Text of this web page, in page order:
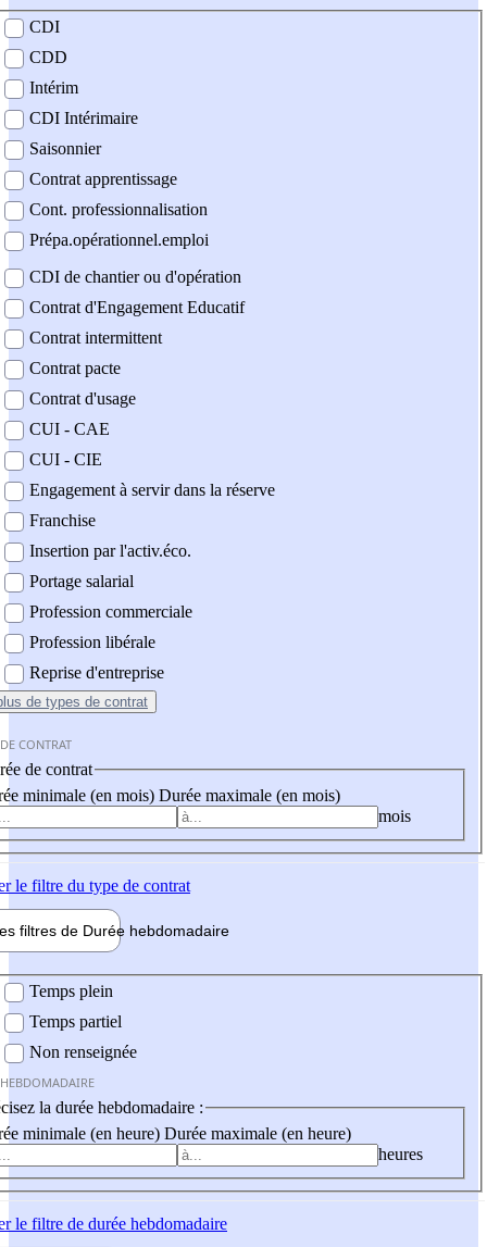
contrat
CDI
CDD
Intérim
CDI Intérimaire
Saisonnier
Contrat apprentissage
Cont. professionnalisation
Prépa.opérationnel.emploi
CDI de chantier ou d'opération
Contrat d'Engagement Educatif
Contrat intermittent
Contrat pacte
Contrat d'usage
CUI - CAE
CUI - CIE
Engagement à servir dans la réserve
Franchise
Insertion par l'activ.éco.
Portage salarial
Profession commerciale
Profession libérale
Reprise d'entreprise
de types de contrat
CONTRAT
de contrat
minimale (en mois) Durée maximale (en mois)
mois
le filtre du type de contrat
filtres de Durée hebdomadaire
Temps plein
Temps partiel
Non renseignée
la durée hebdomadaire :
minimale (en heure) Durée maximale (en heure)
heures
le filtre de durée hebdomadaire